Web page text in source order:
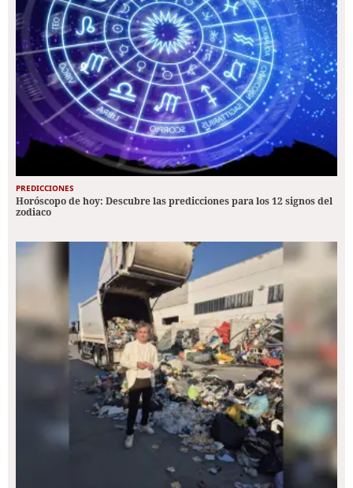
PREDICCIONES
Horóscopo de hoy: Descubre las predicciones para los 12 signos del
zodiaco